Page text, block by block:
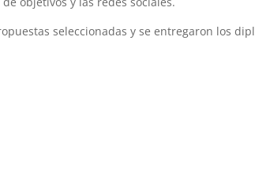
seleccionadas y se entregaron los